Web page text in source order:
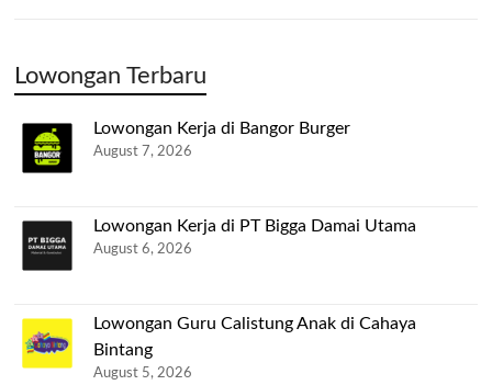
Lowongan Terbaru
Lowongan Kerja di Bangor Burger
August 7, 2026
Lowongan Kerja di PT Bigga Damai Utama
August 6, 2026
Lowongan Guru Calistung Anak di Cahaya
Bintang
August 5, 2026